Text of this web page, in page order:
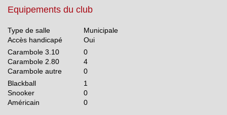
Equipements du club
Type de salle
Municipale
Accès handicapé
Oui
Carambole 3.10
0
Carambole 2.80
4
Carambole autre
0
Blackball
1
Snooker
0
Américain
0